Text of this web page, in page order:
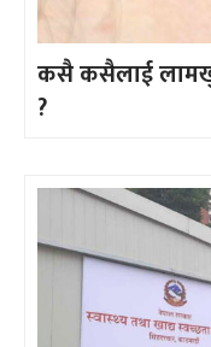
कसै कसैलाई
?